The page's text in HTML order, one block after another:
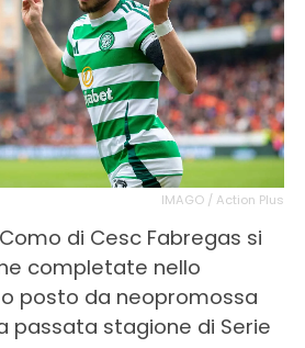
IMAGO / Action Plus
di Cesc Fabregas si
completate nello
posto da neopromossa
passata stagione di Serie